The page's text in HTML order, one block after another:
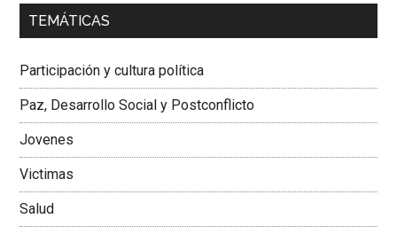
00:00 01:04
Dra. Carolina Corcho Mejía,Presidenta Corporación
Colombiana
TEMÁTICAS
Participación y cultura política
Paz, Desarrollo Social y Postconflicto
Jovenes
Victimas
Salud